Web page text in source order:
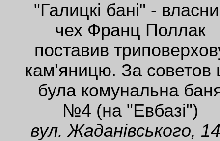
"Галицкі бані" -
чех Франц Поллак
поставив
кам'яницю. За советов
була комунальна
№4 (на "Евбазі")
вул. Жаданівського,